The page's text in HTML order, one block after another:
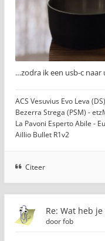
…zodra ik een usb-c
ACS Vesuvius Evo Leva
Bezerra Strega (PSM) -
La Pavoni Esperto Abile -
Aillio Bullet R1v2
Citeer
Re: Wat heb
doorfob